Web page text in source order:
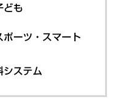
ども
ーツ・スマート
システム